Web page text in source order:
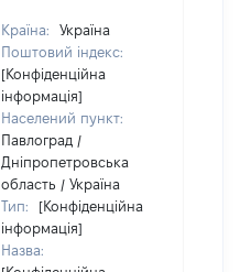
Країна:
Україна
Поштовий індекс:
[Конфіденційна
інформація]
Населений пункт:
Павлоград /
Дніпропетровська
область / Україна
Тип:
[Конфіденційна
інформація]
Назва: